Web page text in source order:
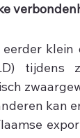
eerder
tijdens
kan